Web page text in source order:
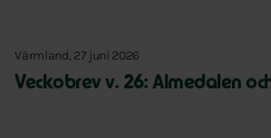
Värmland, 27 juni 2026
Veckobrev v. 26: Almedalen